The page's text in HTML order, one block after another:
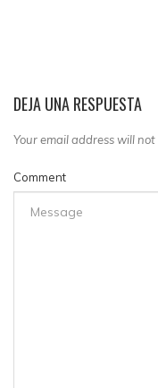
DEJA UNA RESPUESTA
Your email address will
Comment